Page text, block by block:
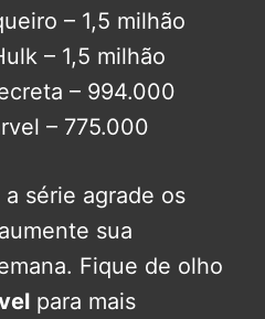
– 1,5 milhão
– 1,5 milhão
– 994.000
– 775.000
série agrade os
sua
Fique de olho
para mais